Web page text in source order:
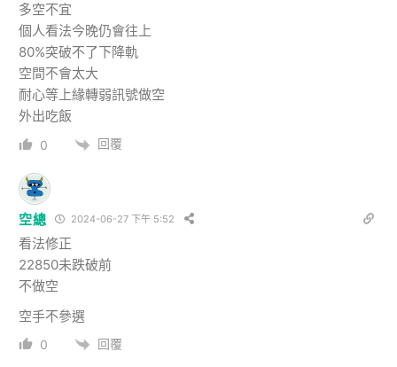
多空不宜
個人看法今晚仍會往上
80%突破不了下降軌
空間不會太大
耐心等上緣轉弱訊號做空
外出吃飯
0 回覆
空總 2024-06-27 下午 5:52
看法修正
22850未跌破前
不做空
空手不參選
0 回覆